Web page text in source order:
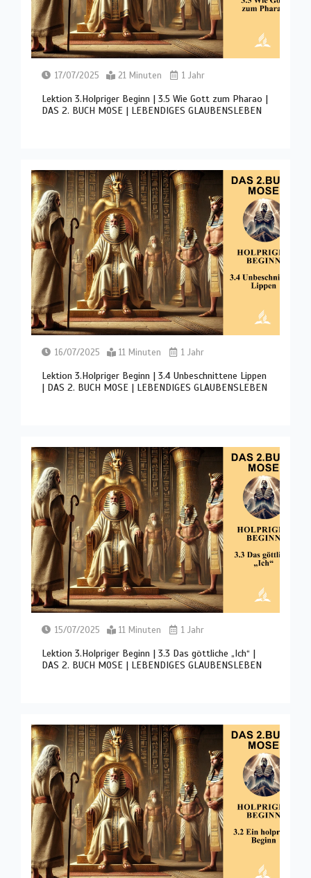
17/07/2025 21 Minuten 1 Jahr
Lektion 3.Holpriger Beginn | 3.5 Wie Gott zum Pharao |
DAS 2. BUCH MOSE | LEBENDIGES GLAUBENSLEBEN
16/07/2025 11 Minuten 1 Jahr
Lektion 3.Holpriger Beginn | 3.4 Unbeschnittene Lippen
| DAS 2. BUCH MOSE | LEBENDIGES GLAUBENSLEBEN
15/07/2025 11 Minuten 1 Jahr
Lektion 3.Holpriger Beginn | 3.3 Das göttliche „Ich“ |
DAS 2. BUCH MOSE | LEBENDIGES GLAUBENSLEBEN